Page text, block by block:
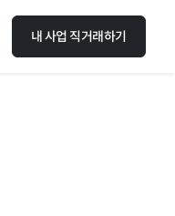
내 사업 직거래하기